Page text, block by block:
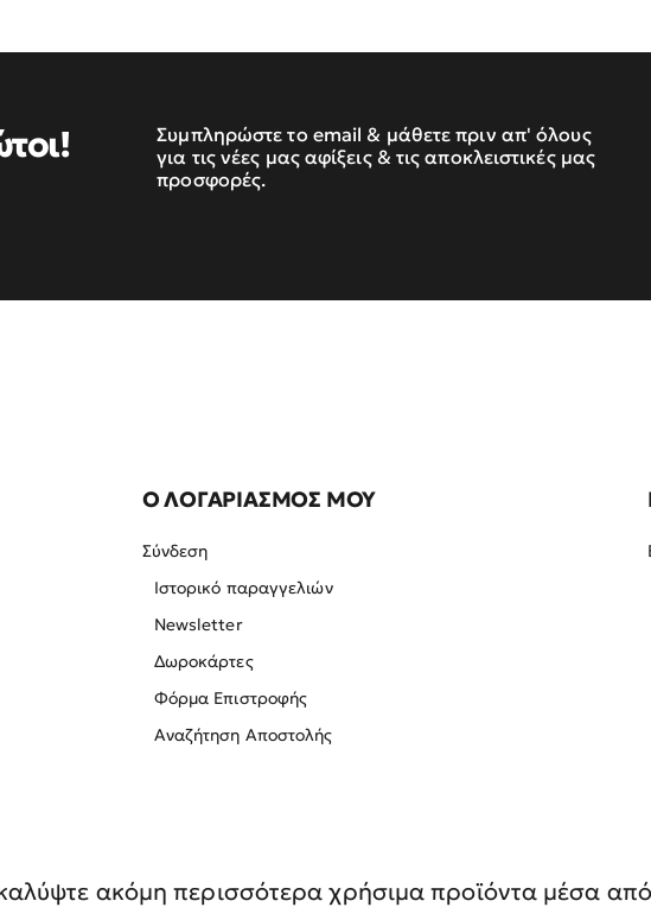
Συμπληρώστε το email & μάθετε πριν απ' όλους
για τις νέες μας αφίξεις & τις αποκλειστικές μας
προσφορές.
Ο ΛΟΓΑΡΙΑΣΜΟΣ ΜΟΥ
Σύνδεση
Ιστορικό παραγγελιών
Newsletter
Δωροκάρτες
Φόρμα Επιστροφής
Αναζήτηση Αποστολής
ακόμη περισσότερα χρήσιμα προϊόντα μέσα